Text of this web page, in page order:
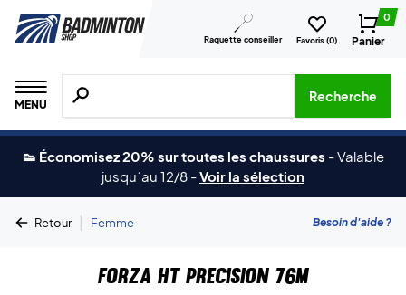
Raquette conseiller Favoris (0)
0
Panier
MENU
Recherche de produits, de marques, etc.
Recherche
👟 Économisez 20% sur toutes les chaussures -Valable
jusqu´au 12/8 -Voir la sélection
Retour | Femme Besoin d'aide ?
Forza HT Precision 76M